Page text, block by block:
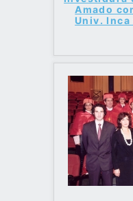
Amado
Univ.